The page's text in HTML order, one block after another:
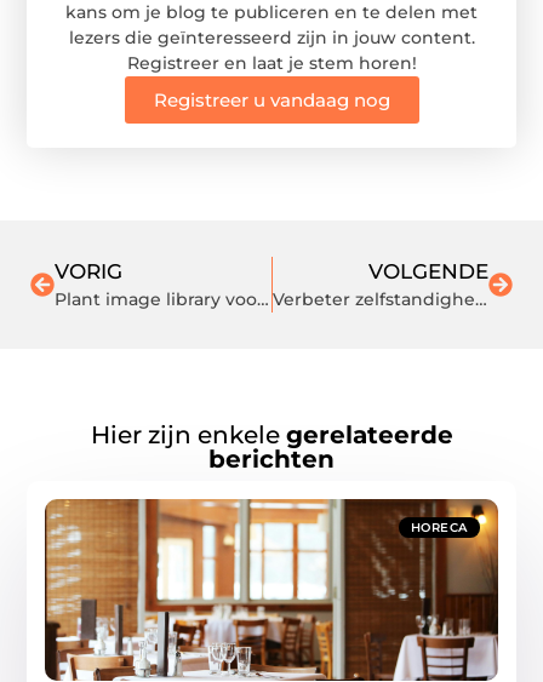
kans om je blog te publiceren en te delen met
lezers die geïnteresseerd zijn in jouw content.
Registreer en laat je stem horen!
Registreer u vandaag nog
VORIG
Plant image library voor garden retail en e-commerce
VOLGENDE
Verbeter zelfstandigheid en dagelijks handelen met ergotherapie
Hier zijn enkele gerelateerde
berichten
HORECA